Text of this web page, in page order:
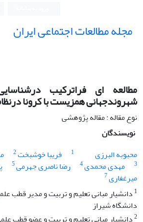
مجله مطالعات اجتماعی ایران
مطالعه ای فراترکیب
شهروندجهانی همزیست با کرونا
نوع مقاله : مقاله پژوهشی
نویسندگان
محبوبه البرزی
1 فریبا خوشبخت2
3 مهدی محمدی4 رضا ناصری جهرمی5
میرغفاری7
1 دانشیار مبانی تعلیم و تربیت و مدیر قطب
دانشگاه شیراز
2دانشیار مبانی تعلیم و تربیت و عضو قطب